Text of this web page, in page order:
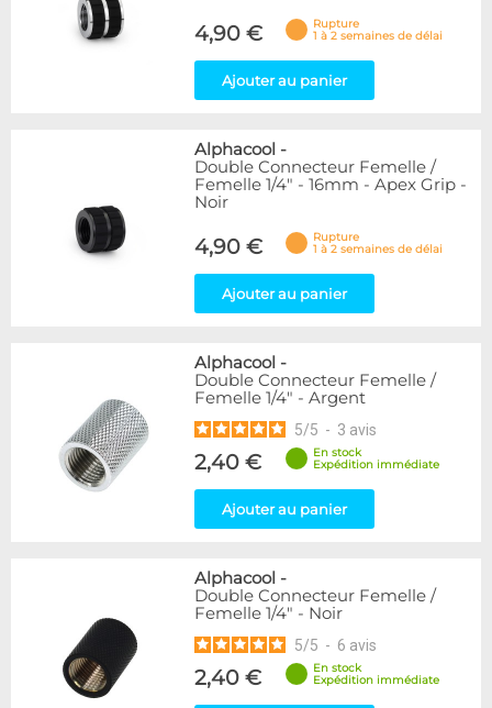
4,90 €
Rupture
1 à 2 semaines de délai
Ajouter au panier
Alphacool -
Double Connecteur Femelle /
Femelle 1/4" - 16mm - Apex Grip -
Noir
4,90 €
Rupture
1 à 2 semaines de délai
Ajouter au panier
Alphacool -
Double Connecteur Femelle /
Femelle 1/4" - Argent
5/5 - 3 avis
2,40 €
En stock
Expédition immédiate
Ajouter au panier
Alphacool -
Double Connecteur Femelle /
Femelle 1/4" - Noir
5/5 - 6 avis
2,40 €
En stock
Expédition immédiate